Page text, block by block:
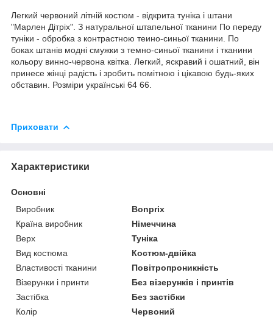
Легкий червоний літній костюм - відкрита туніка і штани
"Марлен Дітріх". З натуральної штапельної тканини По переду
туніки - обробка з контрастною теино-синьої тканини. По
боках штанів модні смужки з темно-синьої тканини і тканини
кольору винно-червона квітка. Легкий, яскравий і ошатний, він
принесе жінці радість і зробить помітною і цікавою будь-яких
обставин. Розміри українські 64 66.
Приховати
Характеристики
Основні
Виробник
Bonprix
Країна виробник
Німеччина
Верх
Туніка
Вид костюма
Костюм-двійка
Властивості тканини
Повітропроникність
Візерунки і принти
Без візерунків і принтів
Застібка
Без застібки
Колір
Червоний